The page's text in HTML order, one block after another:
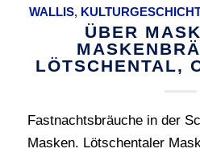
WALLIS,
ÜBER
LÖTSCHENTAL,
Fastnachtsbräuche in der
Masken. Lötschentaler